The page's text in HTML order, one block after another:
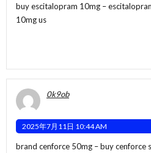
buy escitalopram 10mg –
10mg us
0k9ob
2025年7月11日 10:44 AM
brand cenforce 50mg –buy cenforce